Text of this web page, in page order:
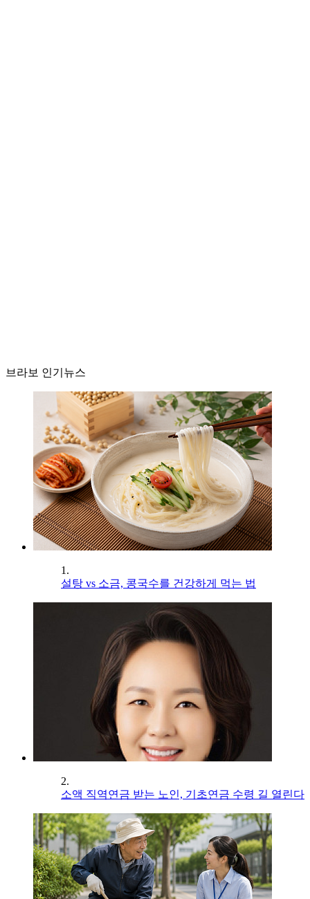
브라보 인기뉴스
1.
설탕 vs 소금, 콩국수를 건강하게 먹는 법
2.
소액 직역연금 받는 노인, 기초연금 수령 길 열린다